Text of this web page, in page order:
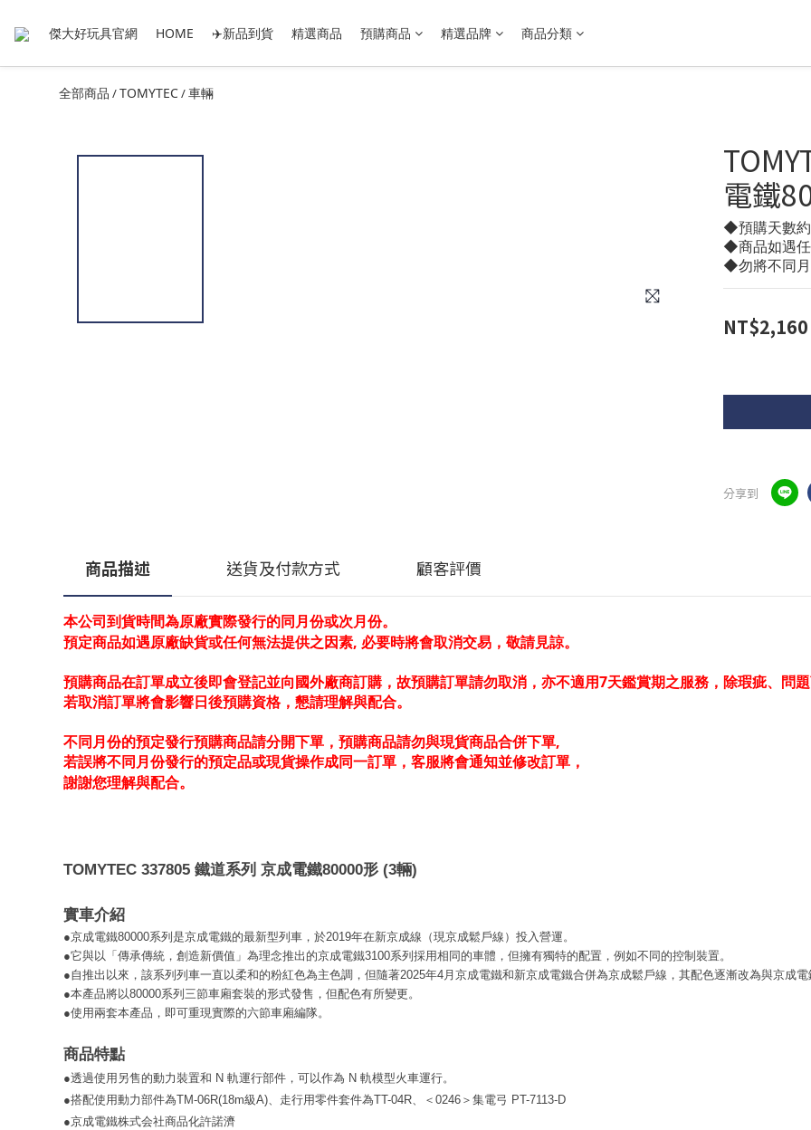
傑大好玩具官網 HOME ✈️新品到貨 精選商品 預購商品 精選品牌 商品分類
全部商品 /TOMYTEC/車輛
電鐵
◆預購天數約
◆商品如遇任
◆勿將不同月
NT$2,160
分享到
商品描述 送貨及付款方式 顧客評價
本公司到貨時間為原廠實際發行的同月份或次月份。
預定商品如遇原廠缺貨或任何無法提供之因素, 必要時將會取消交易，敬請見諒。
預購商品在訂單成立後即會登記並向國外廠商訂購，故預購訂單請勿取消，亦不適用7天鑑賞期之服務，除瑕疵、問題
若取消訂單將會影響日後預購資格，懇請理解與配合。
不同月份的預定發行預購商品請分開下單，預購商品請勿與現貨商品合併下單,
若誤將不同月份發行的預定品或現貨操作成同一訂單，客服將會通知並修改訂單，
謝謝您理解與配合。
TOMYTEC 337805 鐵道系列 京成電鐵80000形 (3輛)
實車介紹
●京成電鐵80000系列是京成電鐵的最新型列車，於2019年在新京成線（現京成鬆戶線）投入營運。
●它與以「傳承傳統，創造新價值」為理念推出的京成電鐵3100系列採用相同的車體，但擁有獨特的配置，例如不同的控制裝置。
●自推出以來，該系列列車一直以柔和的粉紅色為主色調，但隨著2025年4月京成電鐵和新京成電鐵合併為京成鬆戶線，其配色逐漸改為與京成電
●本產品將以80000系列三節車廂套裝的形式發售，但配色有所變更。
●使用兩套本產品，即可重現實際的六節車廂編隊。
商品特點
●透過使用另售的動力裝置和 N 軌運行部件，可以作為 N 軌模型火車運行。
●搭配使用動力部件為TM-06R(18m級A)、走行用零件套件為TT-04R、
＜0246＞ 集電弓 PT-7113-D
●京成電鐵株式会社商品化許諾濟